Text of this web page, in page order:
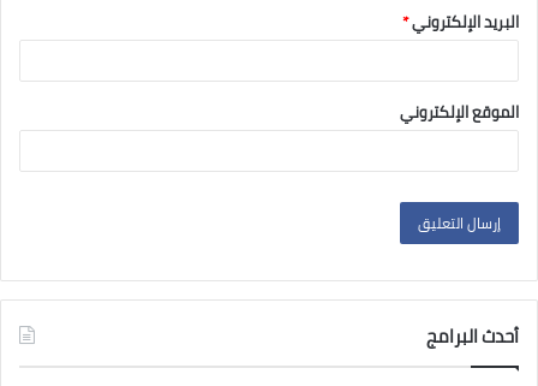
البريد الإلكتروني*
الموقع الإلكتروني
أحدث البرامج